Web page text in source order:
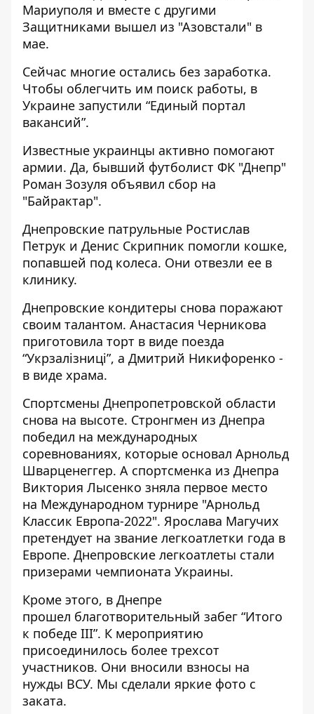
Мариуполя и вместе с другими
Защитниками вышел из "Азовстали" в
мае.
Сейчас многие остались без заработка.
Чтобы облегчить им поиск работы, в
Украине запустили “Единый портал
вакансий”.
Известные украинцы активно помогают
армии. Да, бывший футболист ФК "Днепр"
Роман Зозуля объявил сбор на
"Байрактар".
Днепровские патрульные Ростислав
Петрук и Денис Скрипник помогли кошке,
попавшей под колеса. Они отвезли ее в
клинику.
Днепровские кондитеры снова поражают
своим талантом. Анастасия Черникова
приготовила торт в виде поезда
“Укрзалізниці”, а Дмитрий Никифоренко -
в виде храма.
Спортсмены Днепропетровской области
снова на высоте. Стронгмен из Днепра
победил на международных
соревнованиях, которые основал Арнольд
Шварценеггер. А спортсменка из Днепра
Виктория Лысенко зняла первое место
на Международном турнире "Арнольд
Классик Европа-2022". Ярослава Магучих
претендует на звание легкоатлетки года в
Европе. Днепровские легкоатлеты стали
призерами чемпионата Украины.
Кроме этого, в Днепре
прошел благотворительный забег “Итого
к победе III”. К мероприятию
присоединилось более трехсот
участников. Они вносили взносы на
нужды ВСУ. Мы сделали яркие фото с
заката.